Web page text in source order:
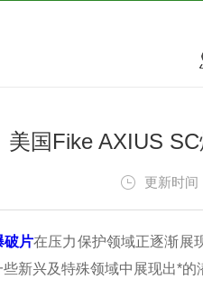
美国Fike AXIUS
更新时
破片在压力保护领域正逐渐展
新兴及特殊领域中展现出*的